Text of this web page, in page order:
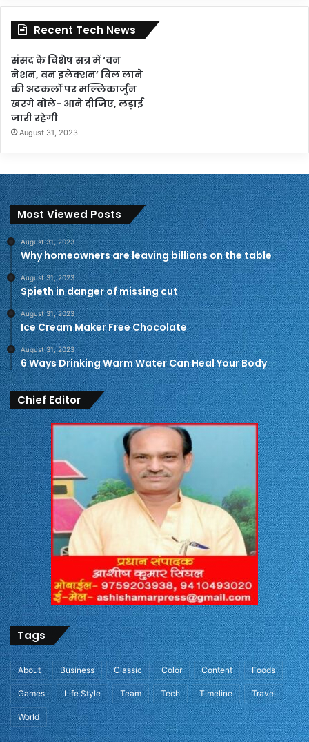
Recent Tech News
संसद के विशेष सत्र में ‘वन
नेशन, वन इलेक्शन’ बिल लाने
की अटकलों पर मल्लिकार्जुन
खरगे बोले- आने दीजिए, लड़ाई
जारी रहेगी
August 31, 2023
Most Viewed Posts
August 31, 2023
Why homeowners are leaving billions on the table
August 31, 2023
Spieth in danger of missing cut
August 31, 2023
Ice Cream Maker Free Chocolate
August 31, 2023
6 Ways Drinking Warm Water Can Heal Your Body
Chief Editor
Tags
About Business Classic Color Content Foods
Games Life Style Team Tech Timeline Travel
World